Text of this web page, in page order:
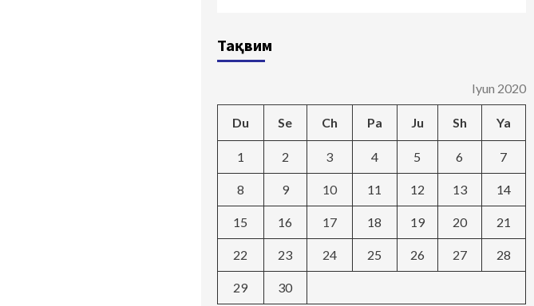
Тақвим
Iyun 2020
Du Se Ch Pa Ju Sh Ya
1 2 3 4 5 6 7
8 9 10 11 12 13 14
15 16 17 18 19 20 21
22 23 24 25 26 27 28
29 30